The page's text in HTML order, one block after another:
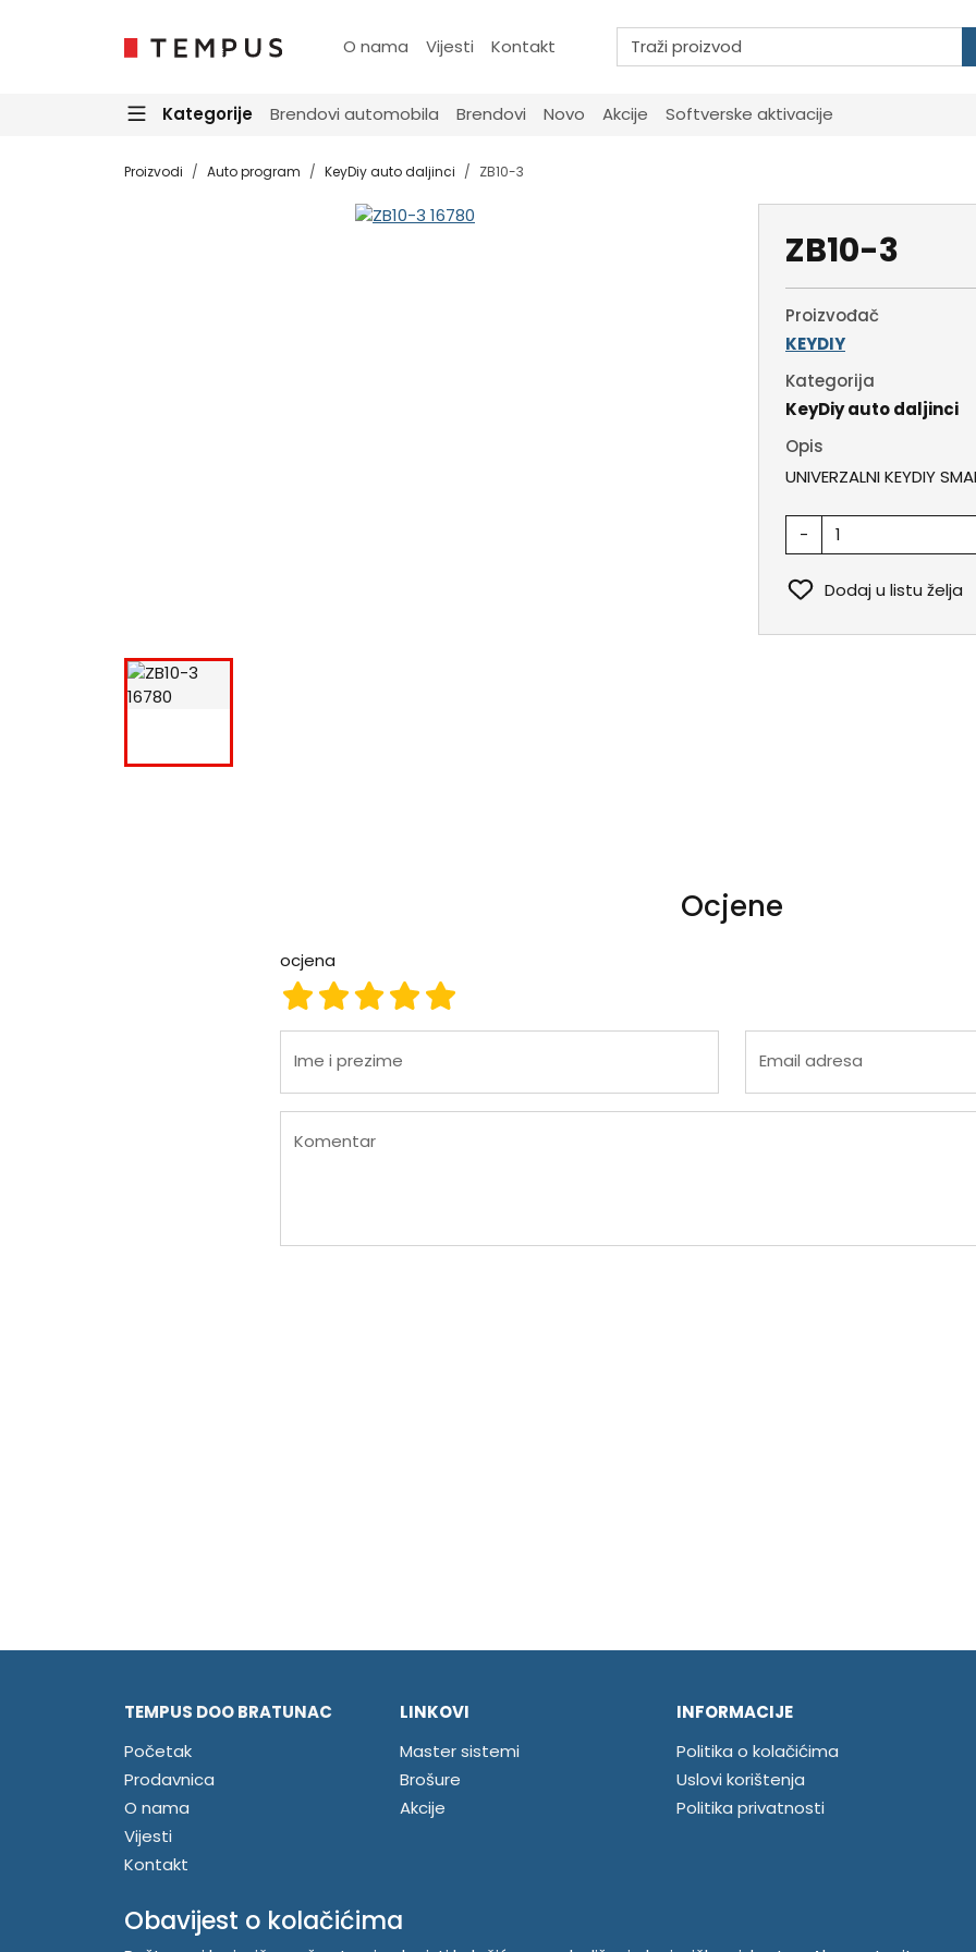
O nama Vijesti Kontakt
Kategorije Brendovi automobila Brendovi Novo Akcije Softverske aktivacije
Proizvodi Auto program KeyDiy auto daljinci ZB10-3
ZB10-3
Proizvođač
KEYDIY
Kategorija
KeyDiy auto daljinci
Opis
UNIVERZALNI KEYDIY
-
Dodaj u listu želja
Ocjene
ocjena
ocjena 5
ocjena 4
ocjena 3
ocjena 2
ocjena 1
Ime i prezime Email adresa
Komentar
TEMPUS DOO BRATUNAC
Početak
Prodavnica
O nama
Vijesti
Kontakt
Prijavite se
LINKOVI
Master sistemi
Brošure
Akcije
INFORMACIJE
Politika o kolačićima
Uslovi korištenja
Politika privatnosti
Obavijest o kolačićima